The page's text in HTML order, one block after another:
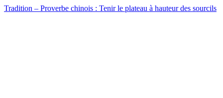
Tradition – Proverbe chinois : Tenir le plateau à hauteur des sourcils